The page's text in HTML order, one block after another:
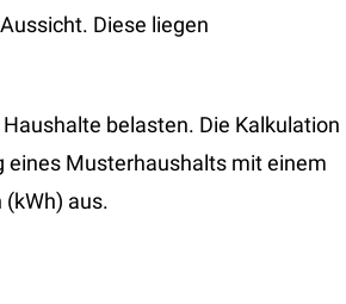
Diese liegen
belasten. Die Kalkulation
eines Musterhaushalts mit einem
aus.